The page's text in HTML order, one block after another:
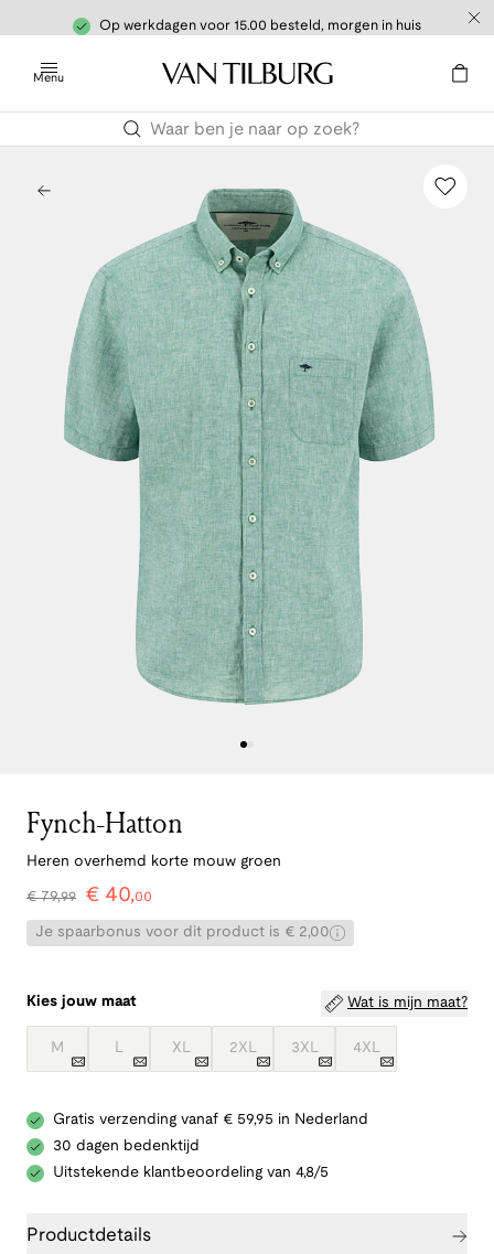
Op werkdagen voor 15.00 besteld, morgen in huis
Menu
Fynch-Hatton
Heren overhemd korte mouw groen
€79,99 € 40,00
Je spaarbonus voor dit product is € 2,00
Kies jouw maat Wat is mijn maat?
M L XL 2XL 3XL 4XL
Gratis verzending vanaf € 59,95 in Nederland
30 dagen bedenktijd
Uitstekende klantbeoordeling van 4,8/5
Productdetails